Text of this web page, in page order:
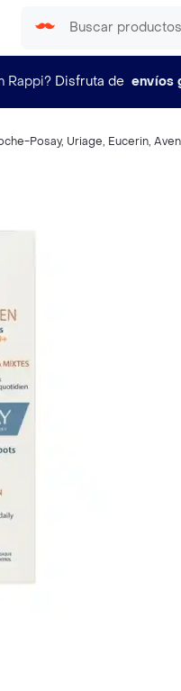
Rappi? Disfruta de envíos
Posay, Uriage, Eucerin,